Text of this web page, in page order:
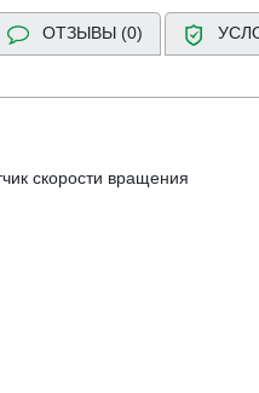
ОТЗЫВЫ (0)
скорости вращения